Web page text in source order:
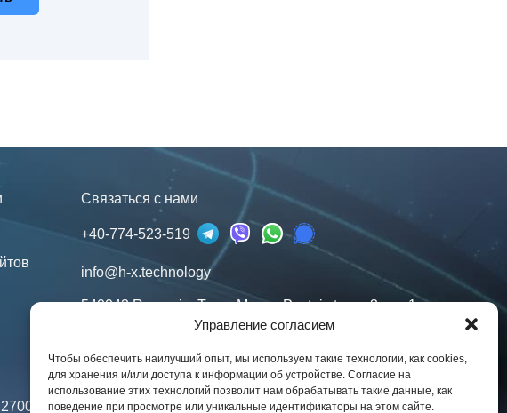
Управление согласием
Чтобы обеспечить наилучший опыт, мы используем такие технологии, как cookies,
для хранения и/или доступа к информации об устройстве. Согласие на
использование этих технологий позволит нам обрабатывать такие данные, как
поведение при просмотре или уникальные идентификаторы на этом сайте.
Связаться с нами
+40-774-523-519
info@h-x.technology
540043 Romania,Targu Mures,Postei str., nr. 3, ap. 1
в вашей юрисдикции.
Новости